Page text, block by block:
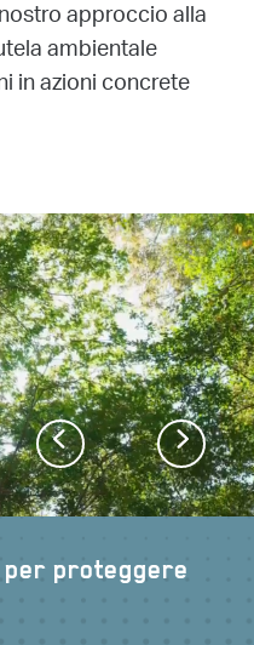
approccio alla
ambientale
in azioni concrete
per proteggere
da
Previous Next